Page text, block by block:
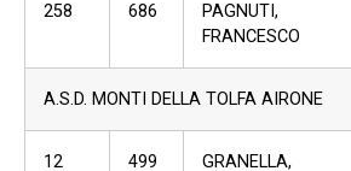
258 686
PAGNUTI,
FRANCESCO
A.S.D. MONTI DELLA TOLFA AIRONE
12 499
GRANELLA,